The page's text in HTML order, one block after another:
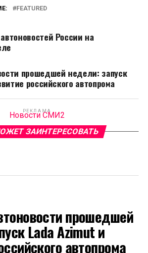
FEATURED
России на
прошедшей недели: запуск
российского автопрома
РЕКЛАМА
Новости СМИ2
ЗАИНТЕРЕСОВАТЬ
прошедшей
Lada Azimut и
автопрома